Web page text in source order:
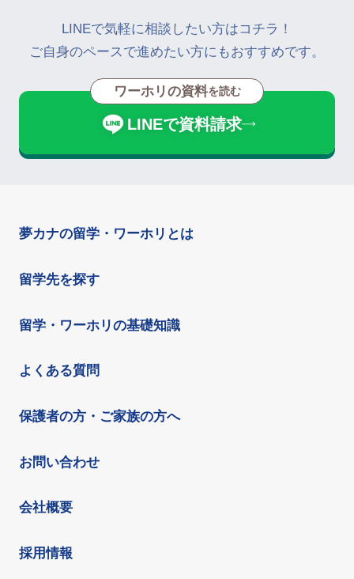
LINEで気軽に相談したい方はコチラ！
ご自身のペースで進めたい方にもおすすめです。
ワーホリの資料を読む
LINEで資料請求
夢カナの留学・ワーホリとは
留学先を探す
留学・ワーホリの基礎知識
よくある質問
保護者の方・ご家族の方へ
お問い合わせ
会社概要
採用情報